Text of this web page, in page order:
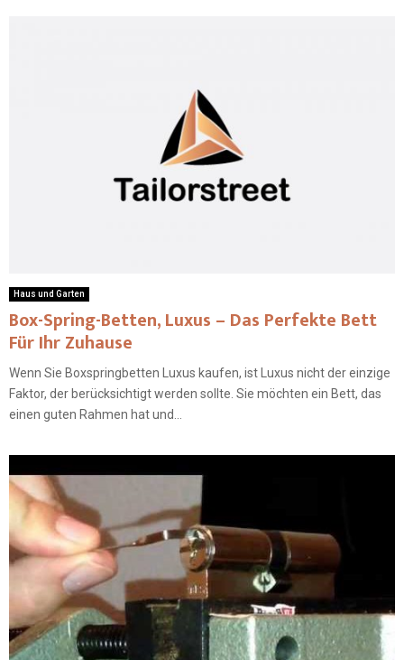
Haus und Garten
Box-Spring-Betten, Luxus – Das Perfekte Bett
Für Ihr Zuhause
Wenn Sie Boxspringbetten Luxus kaufen, ist Luxus nicht der einzige
Faktor, der berücksichtigt werden sollte. Sie möchten ein Bett, das
einen guten Rahmen hat und...